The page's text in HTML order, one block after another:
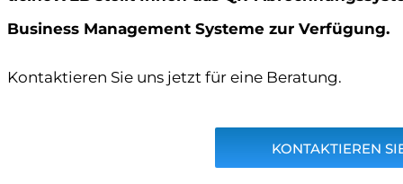
Business Management Systeme zur Verfügung.
Kontaktieren Sie uns jetzt für eine Beratung.
KONTAKTIEREN